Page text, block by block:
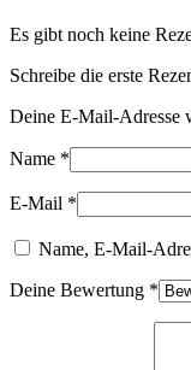
Es gibt noch keine
Schreibe die erste
Deine E-Mail-Adresse
Name *
E-Mail *
Name, E-Mail-
Deine Bewertung *